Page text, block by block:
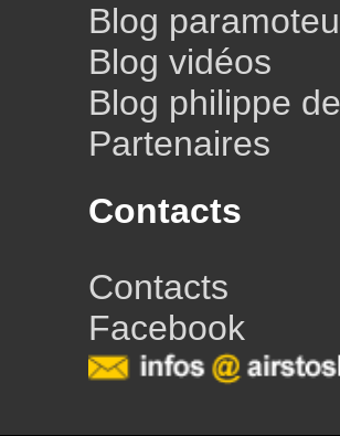
Blog
Blog vidéos
Blog philippe
Partenaires
Contacts
Contacts
Facebook